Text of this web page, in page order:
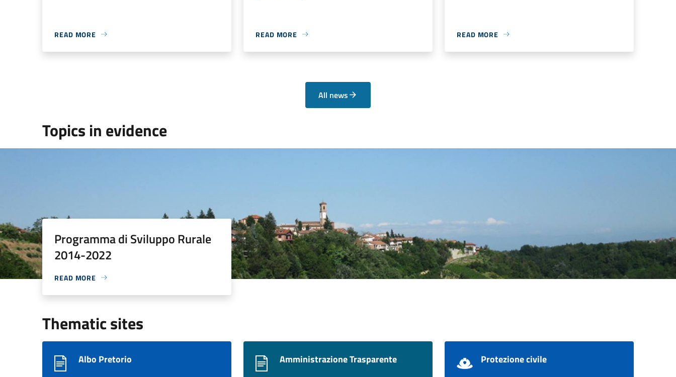
READ MORE READ MORE READ MORE
All news
Topics in evidence
Programma di Sviluppo Rurale
2014-2022
READ MORE
Thematic sites
Albo Pretorio Amministrazione Trasparente Protezione civile